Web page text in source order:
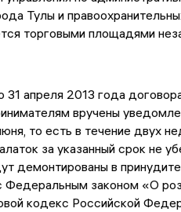
Тулы и
торговыми площадями
31 апреля 2013 года
вручены
то есть в течение двух
за указанный срок не
демонтированы в
Федеральным законом «О
кодекс Российской